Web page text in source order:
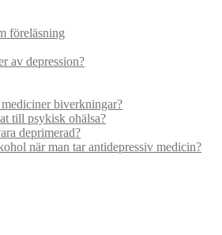
föreläsning
av depression?
biverkningar?
till psykisk ohälsa?
deprimerad?
när man tar antidepressiv medicin?